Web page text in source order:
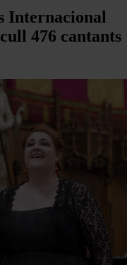
Internacional
476 cantants